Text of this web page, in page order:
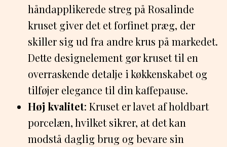
håndapplikerede streg på Rosalinde
kruset giver det et forfinet præg, der
skiller sig ud fra andre krus på markedet.
Dette designelement gør kruset til en
overraskende detalje i køkkenskabet og
tilføjer elegance til din kaffepause.
Høj kvalitet: Kruset er lavet af holdbart
porcelæn, hvilket sikrer, at det kan
modstå daglig brug og bevare sin